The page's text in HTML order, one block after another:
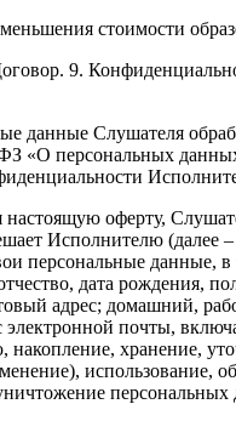
стоимости
9.
данные Слушателя
ФЗ «О персональных
настоящую оферту,
Исполнителю (далее
персональные данные,
дата рождения,
адрес; домашний,
электронной почты,
накопление, хранение,
использование,
персональных